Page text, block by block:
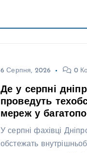
6 Серпня, 2026 0
Де у серпні
проведуть
мереж у
У серпні фахівці
обстежать